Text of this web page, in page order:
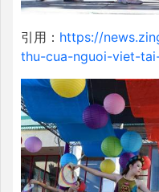
引用： https://
thu-cua-nguoi-viet-